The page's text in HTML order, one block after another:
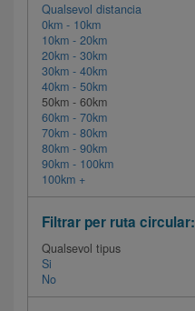
Qualsevol distancia
0km - 10km
10km - 20km
20km - 30km
30km - 40km
40km - 50km
50km - 60km
60km - 70km
70km - 80km
80km - 90km
90km - 100km
100km +
Filtrar per ruta circular:
Qualsevol tipus
Si
No